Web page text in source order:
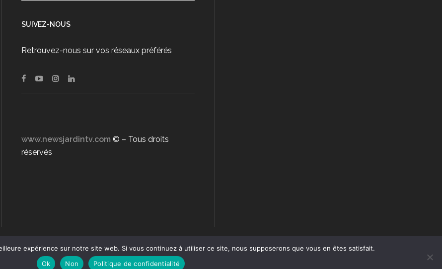
SUIVEZ-NOUS
Retrouvez-nous sur vos réseaux préférés
www.newsjardintv.com © – Tous droits
réservés
expérience sur notre site web. Si vous continuez à utiliser ce site, nous supposerons que vous en êtes satisfait.
Ok
Non Politique de confidentialité